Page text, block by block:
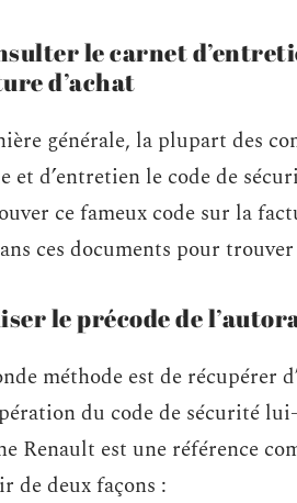
le carnet
d’achat
générale, la plupart des
et d’entretien le code de
ce fameux code sur la
ces documents pour
le précode de
méthode est de récupérer
du code de sécurité
Renault est une référence
de deux façons :